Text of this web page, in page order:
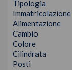
Tipologia
Immatricolazione
Alimentazione
Cambio
Colore
Cilindrata
Posti